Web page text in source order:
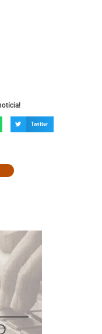
Twitter